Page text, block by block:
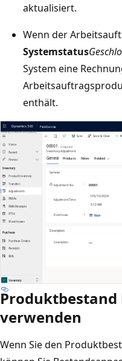
aktualisiert.
Wenn der
Systemstatus
System eine
enthält.
verwenden
Wenn Sie den